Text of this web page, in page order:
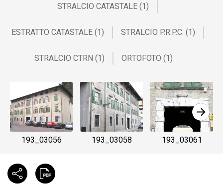
STRALCIO CATASTALE (1)
ESTRATTO CATASTALE (1) STRALCIO P.R.P.C. (1)
STRALCIO CTRN (1) ORTOFOTO (1)
193_03056 193_03058 193_03061